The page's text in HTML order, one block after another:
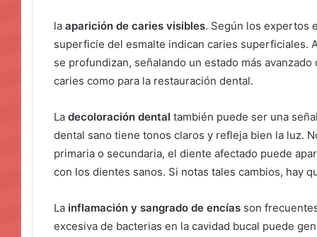
la aparición de caries visibles. Según los expertos
superficie del esmalte indican caries superficiales.
se profundizan, señalando un estado más
caries como para la restauración dental.
La decoloración dental también puede ser una
dental sano tiene tonos claros y refleja bien la luz.
primaria o secundaria, el diente afectado puede
con los dientes sanos. Si notas tales cambios, hay
La inflamación y sangrado de encías son
excesiva de bacterias en la cavidad bucal puede